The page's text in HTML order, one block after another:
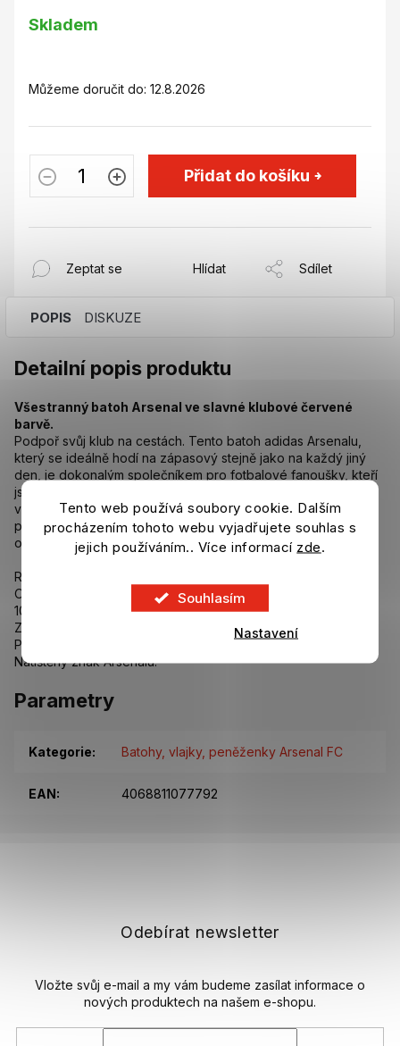
Tento web používá soubory cookie. Dalším
procházením tohoto webu vyjadřujete souhlas s
jejich používáním.. Více informací zde.
Souhlasím
Nastavení
cena:
Skladem
Můžeme doručit do: 12.8.2026
Přidat do košíku
Zeptat se Hlídat Sdílet
POPIS DISKUZE
Detailní popis produktu
Všestranný batoh Arsenal ve slavné klubové červené
barvě.
Podpoř svůj klub na cestách. Tento batoh adidas Arsenalu,
který se ideálně hodí na zápasový stejně jako na každý jiný
den, je dokonalým společníkem pro fotbalové fanoušky, kteří
jsou neustále v pohybu. Díky kapsám na zip budete mít své
věci vždy po ruce a přizpůsobitelné popruhy zase zajistí
pohodlí při nošení. Klubový znak na přední straně hlásá tvou
oddanost severolondýnským Kanonýrům.
Rozměry: 48 cm × 28 cm.
Objem: 26,94 l.
100 % polyester.
Zapínání na zip.
Přizpůsobitelná popruh.
Natištěný znak Arsenalu.
Parametry
Kategorie: Batohy, vlajky, peněženky Arsenal FC
EAN: 4068811077792
Odebírat newsletter
Vložte svůj e-mail a my vám budeme zasílat informace o
nových produktech na našem e-shopu.